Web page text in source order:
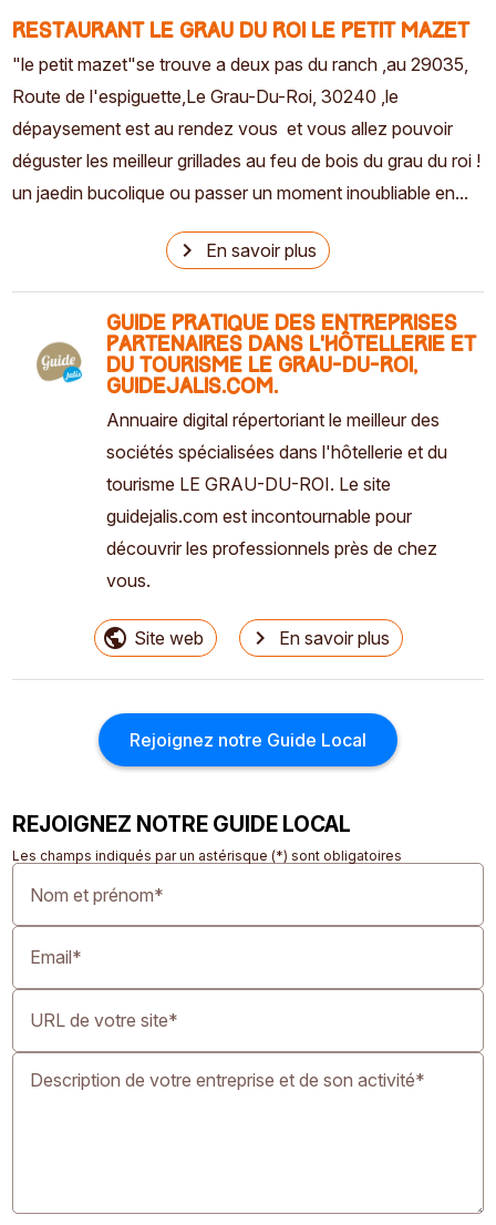
restaurant le grau du roi le petit mazet
"le petit mazet"se trouve a deux pas du ranch ,au 29035,
Route de l'espiguette,Le Grau-Du-Roi, 30240 ,le
dépaysement est au rendez vous et vous allez pouvoir
déguster les meilleur grillades au feu de bois du grau du roi !
un jaedin bucolique ou passer un moment inoubliable en...
navigate_next En savoir plus
Guide pratique des entreprises
partenaires dans l'hôtellerie et
du tourisme LE GRAU-DU-ROI,
Guidejalis.com.
Annuaire digital répertoriant le meilleur des
sociétés spécialisées dans l'hôtellerie et du
tourisme LE GRAU-DU-ROI. Le site
guidejalis.com est incontournable pour
découvrir les professionnels près de chez
vous.
public Site web navigate_next En savoir plus
Rejoignez notre Guide Local
REJOIGNEZ NOTRE GUIDE LOCAL
Les champs indiqués par un astérisque (*) sont obligatoires
Nom et prénom*
Email*
URL de votre site*
Description de votre entreprise et de son activité*